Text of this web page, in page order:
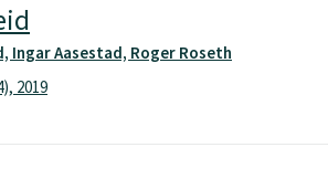
Ingar Aasestad, Roger Roseth
2019